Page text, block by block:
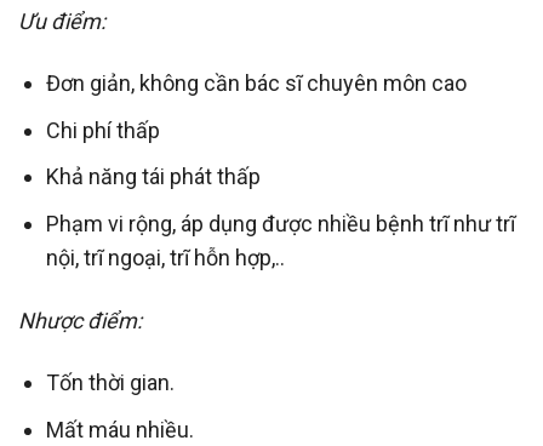
Ưu điểm:
Đơn giản, không cần bác sĩ chuyên môn cao
Chi phí thấp
Khả năng tái phát thấp
Phạm vi rộng, áp dụng được nhiều bệnh trĩ như trĩ
nội, trĩ ngoại, trĩ hỗn hợp,..
Nhược điểm:
Tốn thời gian.
Mất máu nhiều.